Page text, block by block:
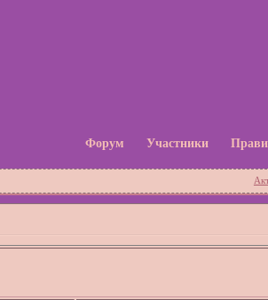
Форум Участники